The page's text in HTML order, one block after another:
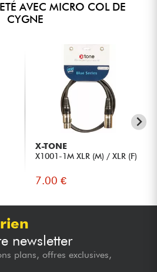
AVEC MICRO COL DE
CYGNE
X-TONE
X1001-1M XLR (M) / XLR (F)
7.00 €
newsletter
plans, offres exclusives,